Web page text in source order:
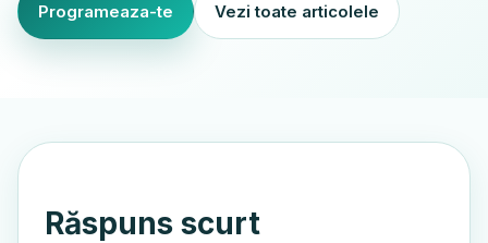
Programeaza-te Vezi toate articolele
Răspuns scurt